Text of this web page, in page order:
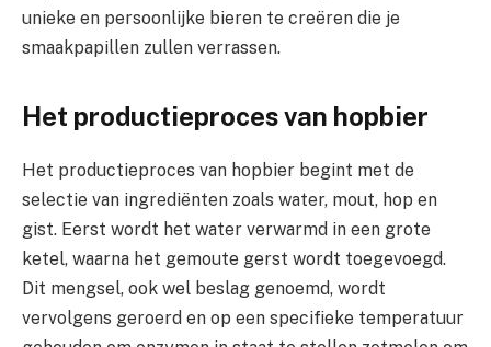
unieke en persoonlijke bieren te creëren die je
smaakpapillen zullen verrassen.
Het productieproces van hopbier
Het productieproces van hopbier begint met de
selectie van ingrediënten zoals water, mout, hop en
gist. Eerst wordt het water verwarmd in een grote
ketel, waarna het gemoute gerst wordt toegevoegd.
Dit mengsel, ook wel beslag genoemd, wordt
vervolgens geroerd en op een specifieke temperatuur